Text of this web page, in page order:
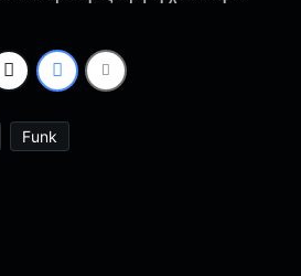
Funk